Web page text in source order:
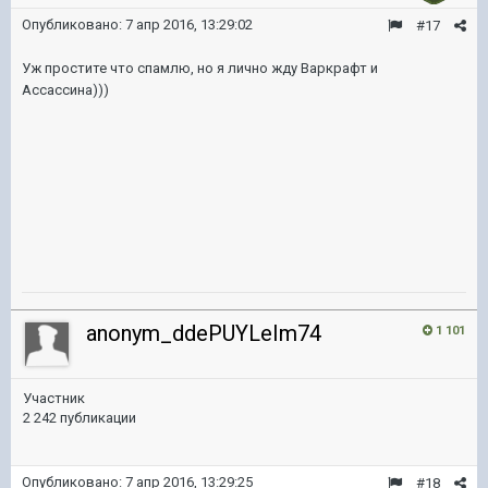
#17
Опубликовано: 7 апр 2016, 13:29:02
Уж простите что спамлю, но я лично жду Варкрафт и
Ассассина)))
1 101
anonym_ddePUYLeIm74
Участник
2 242 публикации
#18
Опубликовано: 7 апр 2016, 13:29:25